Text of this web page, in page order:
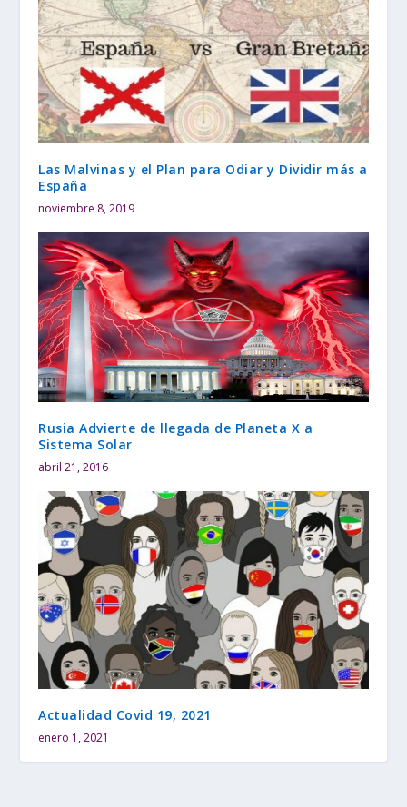
Las Malvinas y el Plan para Odiar y Dividir más a
España
noviembre 8, 2019
Rusia Advierte de llegada de Planeta X a
Sistema Solar
abril 21, 2016
Actualidad Covid 19, 2021
enero 1, 2021